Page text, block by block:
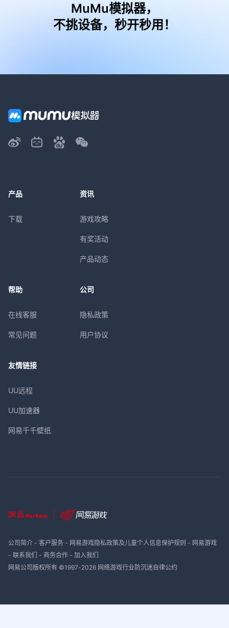
MuMu模拟器，
不挑设备，秒开秒用！
产品
下载
资讯
游戏攻略
有奖活动
产品动态
帮助
在线客服
常见问题
公司
隐私政策
用户协议
友情链接
UU远程
UU加速器
网易千千壁纸
公司简介- 客户服务- 网易游戏隐私政策及儿童个人信息保护规则 - 网易游戏
- 联系我们 - 商务合作- 加入我们
网易公司版权所有 ©1997-2026 网络游戏行业防沉迷自律公约